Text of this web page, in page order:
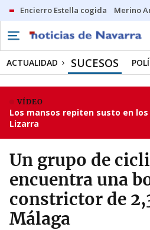
Encierro Estella cogida Merino
ACTUALIDAD SUCESOS
VÍDEO
Los mansos repiten susto en
Lizarra
Un grupo de
encuentra una
constrictor de
Málaga